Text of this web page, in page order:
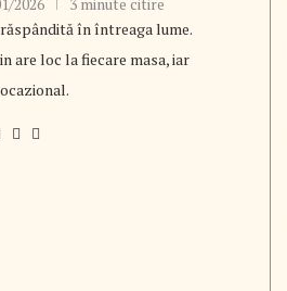
în întreaga lume.
are loc la fiecare masa, iar